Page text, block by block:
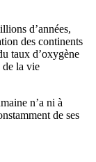
d’années,
des continents
taux d’oxygène
de la vie
n’a ni à
de ses